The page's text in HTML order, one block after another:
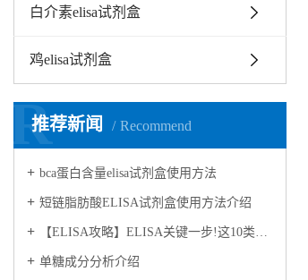
白介素elisa试剂盒
鸡elisa试剂盒
推荐新闻 Recommend
R
bca蛋白含量elisa试剂盒使用方法
短链脂肪酸ELISA试剂盒使用方法介绍
【ELISA攻略】ELISA关键一步!这10类样品要如何处理?
​单糖成分分析介绍